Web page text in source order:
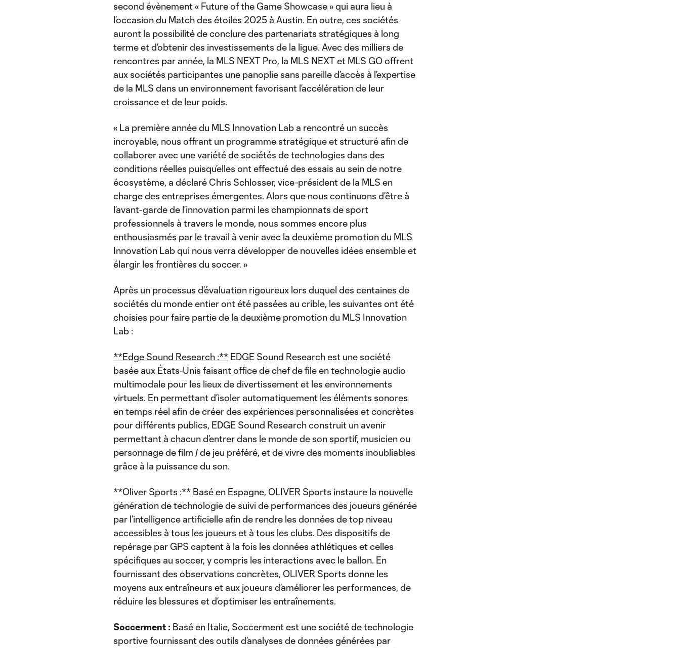
second évènement « Future of the Game Showcase » qui aura lieu à
l’occasion du Match des étoiles 2025 à Austin. En outre, ces sociétés
auront la possibilité de conclure des partenariats stratégiques à long
terme et d’obtenir des investissements de la ligue. Avec des milliers de
rencontres par année, la MLS NEXT Pro, la MLS NEXT et MLS GO offrent
aux sociétés participantes une panoplie sans pareille d’accès à l’expertise
de la MLS dans un environnement favorisant l’accélération de leur
croissance et de leur poids.
« La première année du MLS Innovation Lab a rencontré un succès
incroyable, nous offrant un programme stratégique et structuré afin de
collaborer avec une variété de sociétés de technologies dans des
conditions réelles puisqu’elles ont effectué des essais au sein de notre
écosystème, a déclaré Chris Schlosser, vice-président de la MLS en
charge des entreprises émergentes. Alors que nous continuons d’être à
l’avant-garde de l’innovation parmi les championnats de sport
professionnels à travers le monde, nous sommes encore plus
enthousiasmés par le travail à venir avec la deuxième promotion du MLS
Innovation Lab qui nous verra développer de nouvelles idées ensemble et
élargir les frontières du soccer. »
Après un processus d’évaluation rigoureux lors duquel des centaines de
sociétés du monde entier ont été passées au crible, les suivantes ont été
choisies pour faire partie de la deuxième promotion du MLS Innovation
Lab :
**Edge Sound Research :** EDGE Sound Research est une société
basée aux États-Unis faisant office de chef de file en technologie audio
multimodale pour les lieux de divertissement et les environnements
virtuels. En permettant d’isoler automatiquement les éléments sonores
en temps réel afin de créer des expériences personnalisées et concrètes
pour différents publics, EDGE Sound Research construit un avenir
permettant à chacun d’entrer dans le monde de son sportif, musicien ou
personnage de film / de jeu préféré, et de vivre des moments inoubliables
grâce à la puissance du son.
**Oliver Sports :** Basé en Espagne, OLIVER Sports instaure la nouvelle
génération de technologie de suivi de performances des joueurs générée
par l’intelligence artificielle afin de rendre les données de top niveau
accessibles à tous les joueurs et à tous les clubs. Des dispositifs de
repérage par GPS captent à la fois les données athlétiques et celles
spécifiques au soccer, y compris les interactions avec le ballon. En
fournissant des observations concrètes, OLIVER Sports donne les
moyens aux entraîneurs et aux joueurs d’améliorer les performances, de
réduire les blessures et d’optimiser les entraînements.
Soccerment : Basé en Italie, Soccerment est une société de technologie
sportive fournissant des outils d’analyses de données générées par